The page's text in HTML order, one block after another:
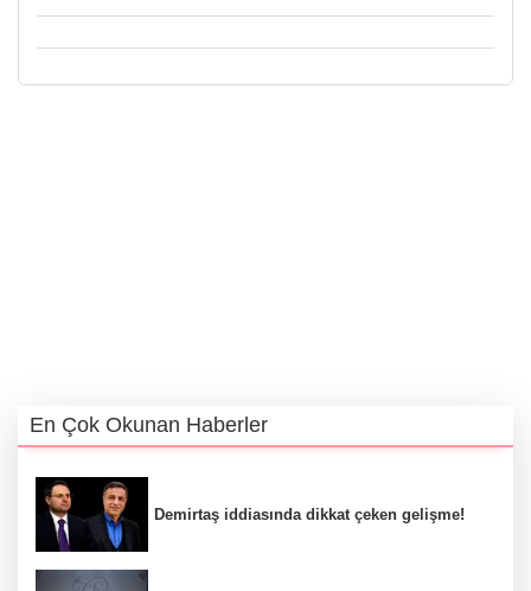
En Çok Okunan Haberler
Demirtaş iddiasında dikkat çeken gelişme!